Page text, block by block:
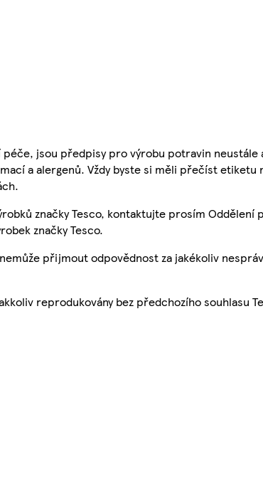
jsou předpisy pro výrobu potravin neustále
a alergenů. Vždy byste si měli přečíst etiketu
značky Tesco, kontaktujte prosím Oddělení
značky Tesco.
přijmout odpovědnost za jakékoliv
reprodukovány bez předchozího souhlasu